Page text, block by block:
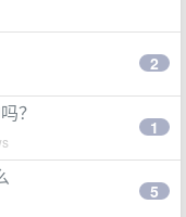
2
？
1
5